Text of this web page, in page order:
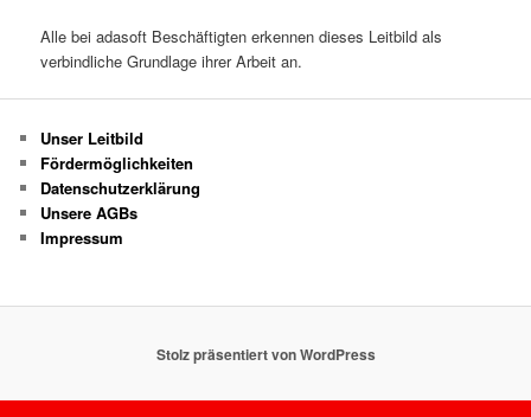
Alle bei adasoft Beschäftigten erkennen dieses Leitbild als
verbindliche Grundlage ihrer Arbeit an.
Unser Leitbild
Fördermöglichkeiten
Datenschutzerklärung
Unsere AGBs
Impressum
Stolz präsentiert von WordPress